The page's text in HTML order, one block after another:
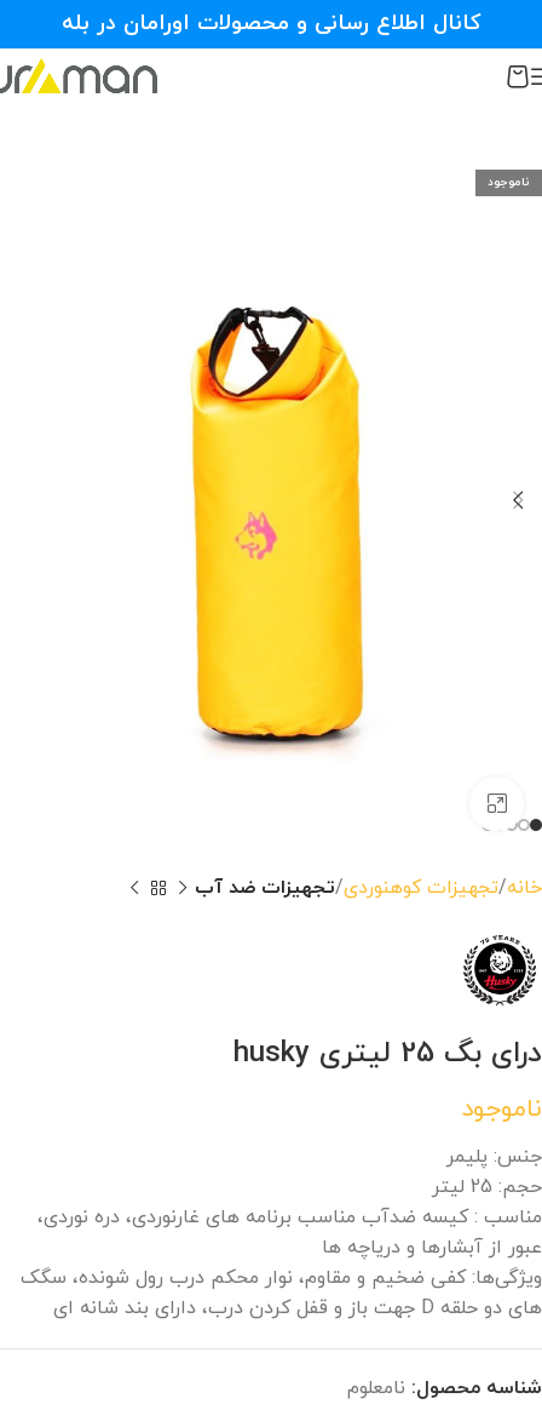
ناموجود
خانه تجهیزات کوهنوردی تجهیزات ضد آب
درای بگ 25 لیتری husky
ناموجود
جنس: پلیمر
حجم: 25 لیتر
مناسب : کیسه ضدآب مناسب برنامه های غارنوردی، دره نوردی،
عبور از آبشارها و دریاچه ها
ویژگی‌ها: کفی ضخیم و مقاوم، نوار محکم درب رول شونده، سگک
های دو حلقه D جهت باز و قفل کردن درب، دارای بند شانه ای
شناسه محصول: نامعلوم
کانال اطلاع رسانی و محصولات اورامان در بله